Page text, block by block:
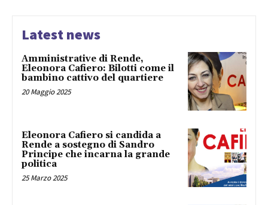
Latest news
Amministrative di Rende,
Eleonora Cafiero: Bilotti come il
bambino cattivo del quartiere
20 Maggio 2025
Eleonora Cafiero si candida a
Rende a sostegno di Sandro
Principe che incarna la grande
politica
25 Marzo 2025